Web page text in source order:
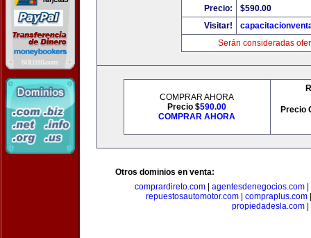
Precio:
$590.00
Visitar!
Serán consideradas
COMPRAR AHORA
Precio $590.00
COMPRAR AHORA
Precio
Otros dominios en venta:
comprardireto.com| agentesdenegocios.com|
repuestosautomotor.com
compraplus.com
propiedadesla.com|